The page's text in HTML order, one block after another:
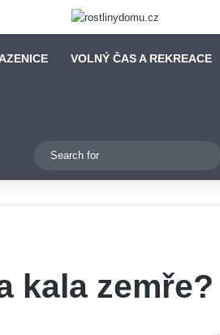
VOLNÝ ČAS A REKREACE
Switch skin
for
kala zemře?